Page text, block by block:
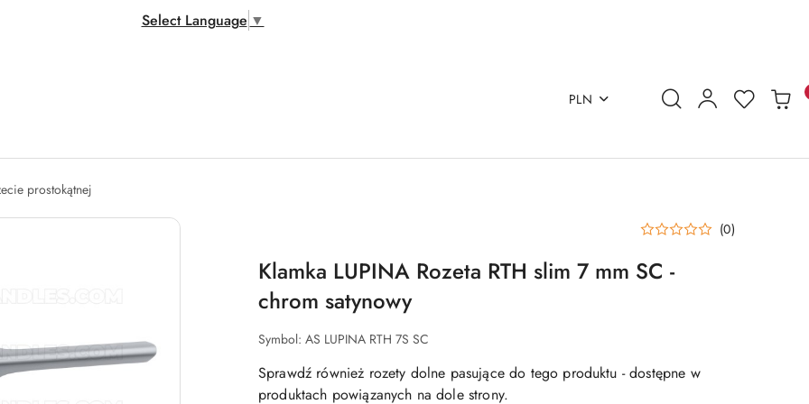
Select Language ▼
PLN
prostokątnej
(0)
Klamka LUPINA Rozeta RTH slim 7 mm SC -
chrom satynowy
Symbol: AS LUPINA RTH 7S SC
Sprawdź również rozety dolne pasujące do tego produktu - dostępne w
produktach powiązanych na dole strony.